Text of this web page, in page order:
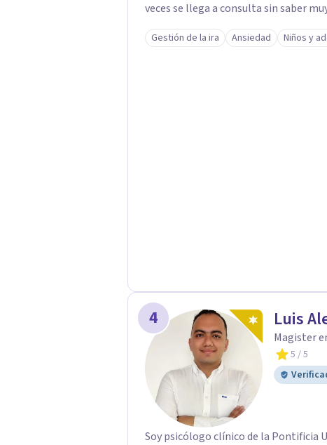
veces se llega a consulta sin saber
bien pero sin poder nombrarlo. Mi
juicios y a tu propio ritmo, para que lo
Gestión de la ira Ansiedad Niños y
4 Luis
Magister
5 / 5
Soy psicólogo clínico de la Pontificia